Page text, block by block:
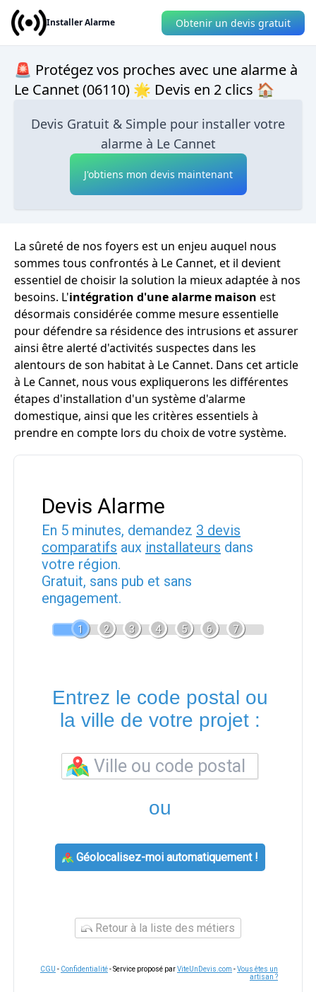
Installer Alarme Obtenir un devis gratuit
🚨 Protégez vos proches avec une alarme à
Le Cannet (06110) 🌟 Devis en 2 clics 🏠
Devis Gratuit & Simple pour installer votre
alarme à Le Cannet
J'obtiens mon devis maintenant
La sûreté de nos foyers est un enjeu auquel nous
sommes tous confrontés à Le Cannet, et il devient
essentiel de choisir la solution la mieux adaptée à nos
besoins. L'intégration d'une alarme maison est
désormais considérée comme mesure essentielle
pour défendre sa résidence des intrusions et assurer
ainsi être alerté d'activités suspectes dans les
alentours de son habitat à Le Cannet. Dans cet article
à Le Cannet, nous vous expliquerons les différentes
étapes d'installation d'un système d'alarme
domestique, ainsi que les critères essentiels à
prendre en compte lors du choix de votre système.
Devis Alarme
En 5 minutes, demandez 3 devis
comparatifs aux installateurs dans
votre région.
Gratuit, sans pub et sans
engagement.
1 2 3 4 5 6 7
Entrez le code postal ou
la ville de votre projet :
ou
Géolocalisez-moi automatiquement !
Retour à la liste des métiers
CGU - Confidentialité- Service proposé parViteUnDevis.com -Vous êtes un
artisan ?